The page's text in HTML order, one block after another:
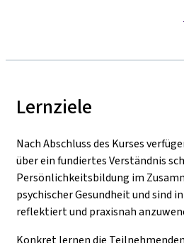
Lernziele
Nach Abschluss des Kurses
über ein fundiertes Verständnis
Persönlichkeitsbildung im
psychischer Gesundheit und sind
reflektiert und praxisnah
Konkret lernen die